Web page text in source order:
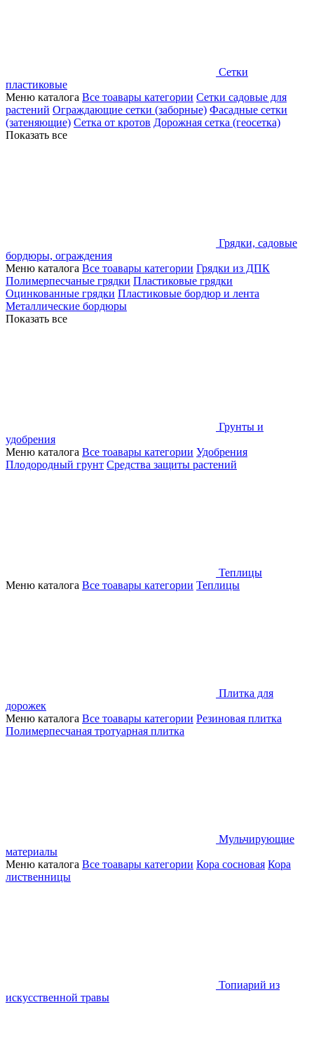
Сетки
пластиковые
Меню каталога Все тоавары категории Сетки садовые для
растений Ограждающие сетки (заборные) Фасадные сетки
(затеняющие) Сетка от кротов Дорожная сетка (геосетка)
Показать все
Грядки, садовые
бордюры, ограждения
Меню каталога Все тоавары категории Грядки из ДПК
Полимерпесчаные грядки Пластиковые грядки
Оцинкованные грядки Пластиковые бордюр и лента
Металлические бордюры
Показать все
Грунты и
удобрения
Меню каталога Все тоавары категории Удобрения
Плодородный грунт Средства защиты растений
Теплицы
Меню каталога Все тоавары категории Теплицы
Плитка для
дорожек
Меню каталога Все тоавары категории Резиновая плитка
Полимерпесчаная тротуарная плитка
Мульчирующие
материалы
Меню каталога Все тоавары категории Кора сосновая Кора
лиственницы
Топиарий из
искусственной травы